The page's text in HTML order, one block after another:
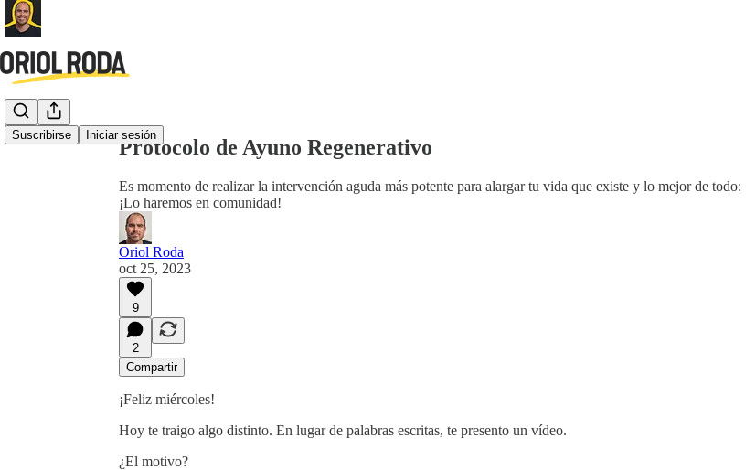
Suscribirse Iniciar sesión
Compartir desde0:00
Protocolo de Ayuno Regenerativo
Es momento de realizar la intervención aguda más potente para alargar tu vida que existe y lo mejor de todo:
¡Lo haremos en comunidad!
Oriol Roda
oct 25, 2023
9
2
Compartir
¡Feliz miércoles!
Hoy te traigo algo distinto. En lugar de palabras escritas, te presento un vídeo.
¿El motivo?